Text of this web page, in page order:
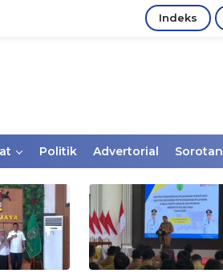
Indeks
Politik Advertorial Sorotan